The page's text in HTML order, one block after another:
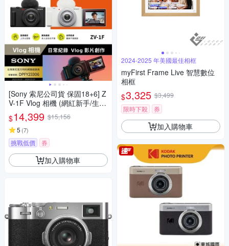
[Sony 索尼公司貨 保固18+6] Z
V-1F Vlog 相機 (網紅新手/生活
隨拍)
$14,399 $15,156
5 (7)
挑戰低價 券
加入購物車
2024-2025 年美國最佳相框
myFirst Frame Live 智慧數位
相框
$3,325 $3,499
限時下殺
券
加入購物車